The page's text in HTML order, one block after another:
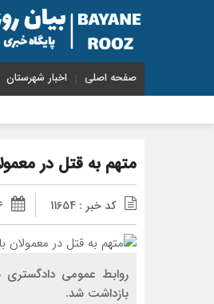
صفحه اصلی اخبار شهرستان
متهم به قتل در
کد خبر : 11654 ۰۴
روابط عمومی
بازداشت شد.